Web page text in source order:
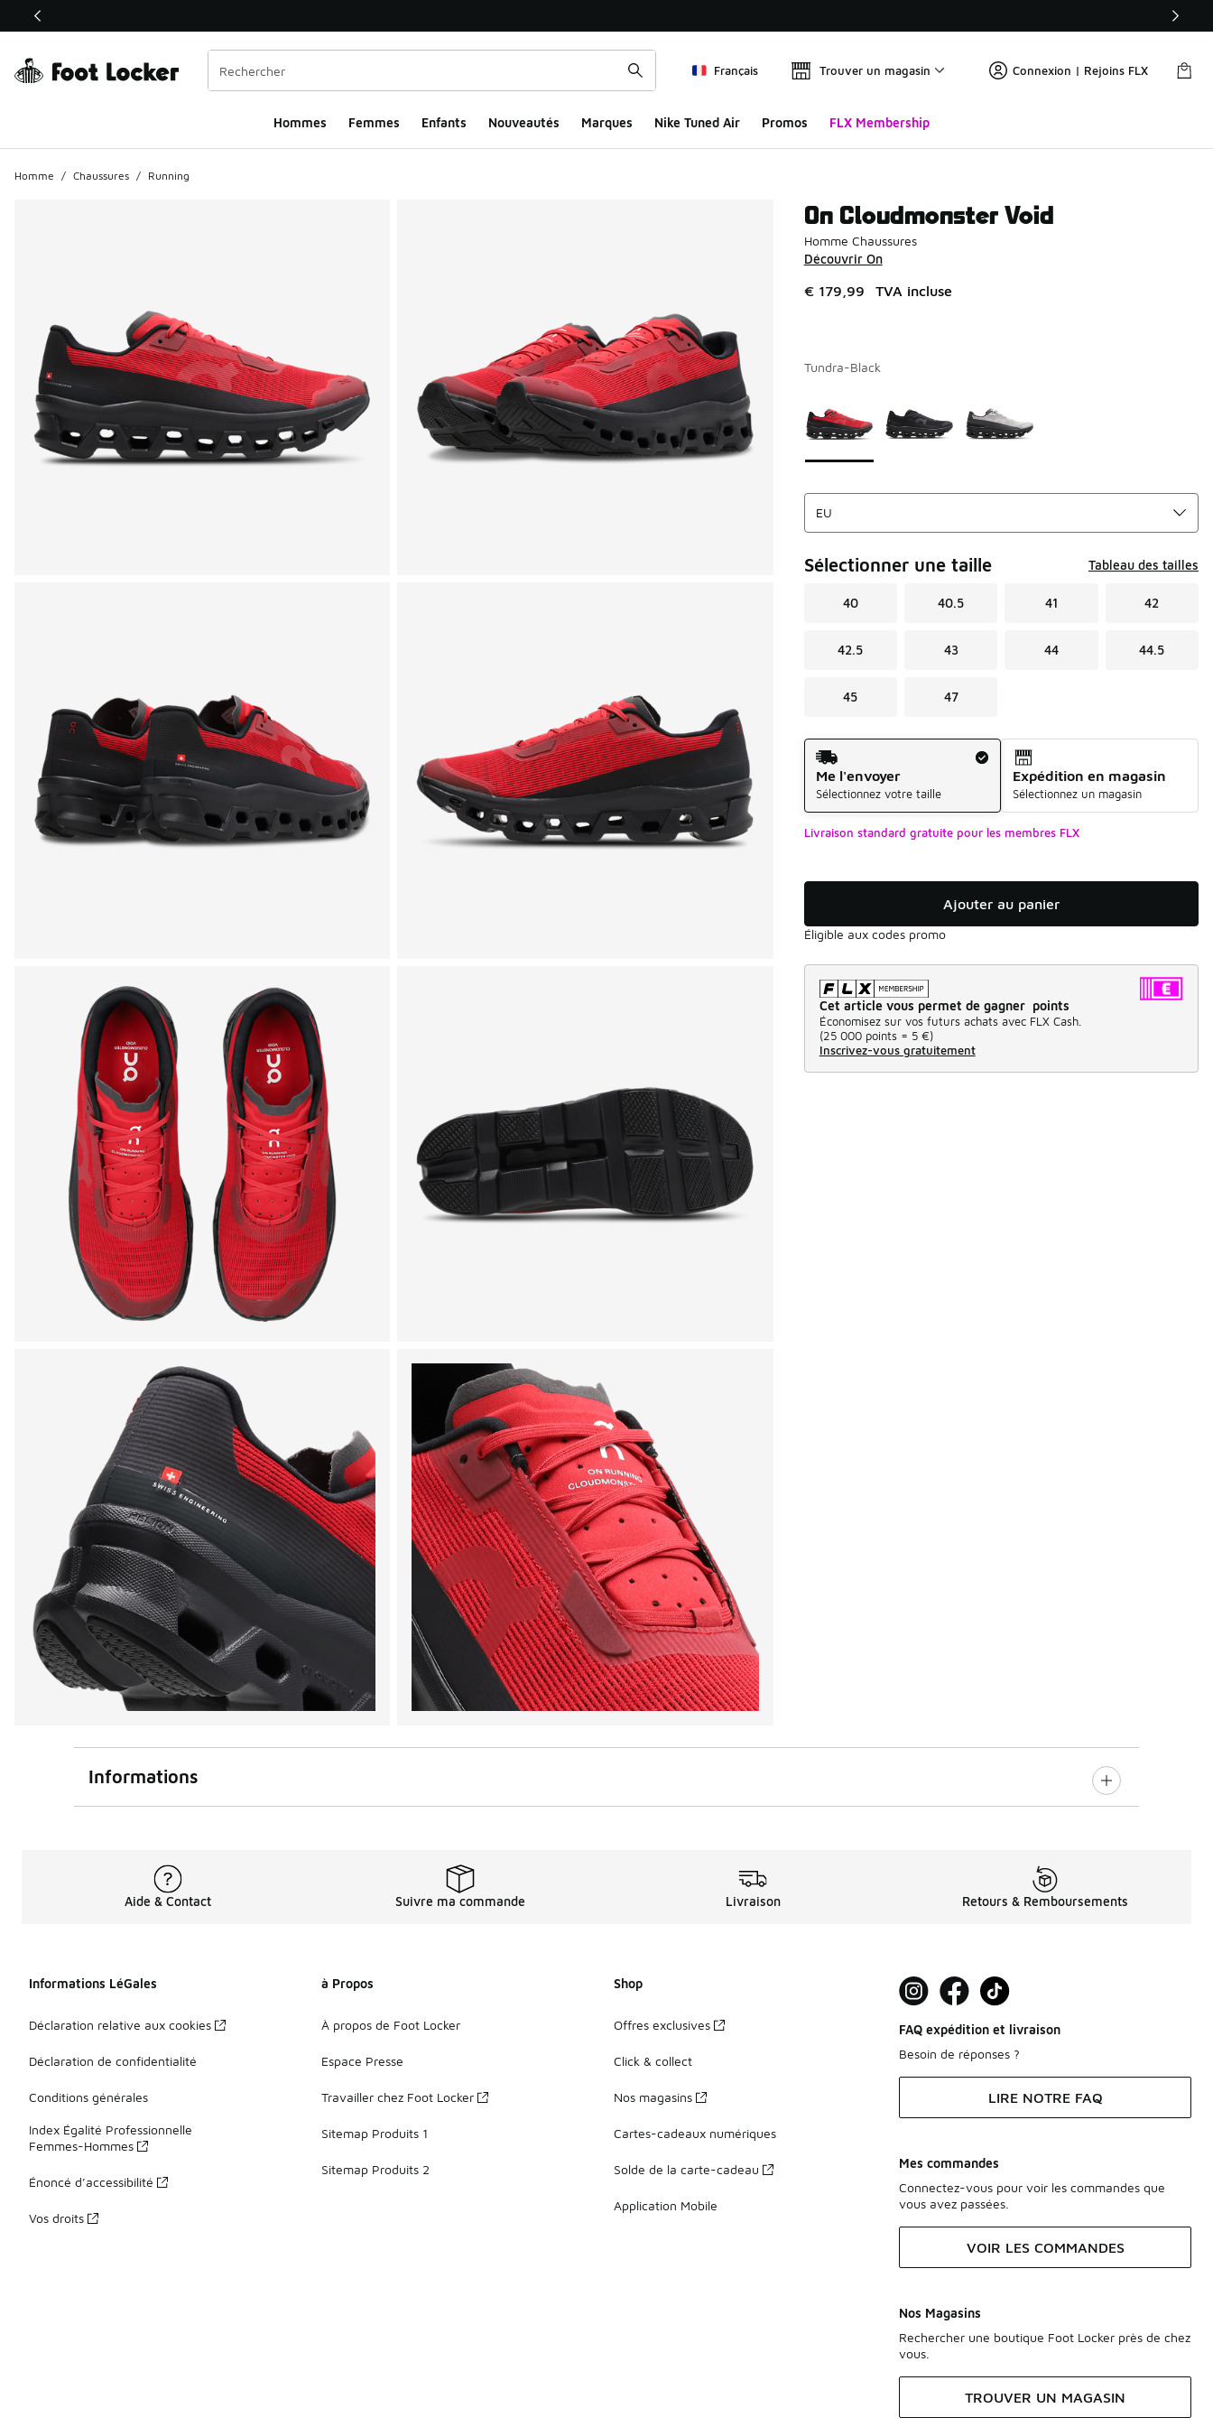
Ce lien ouvrira une nouvelle fenêtre
Français Trouver un magasin Connexion | Rejoins FLX
Hommes​ Femmes Enfants Nouveautés Marques Nike Tuned Air Promos FLX Membership
Homme / Chaussures / Running
On Cloudmonster Void
Homme Chaussures
Découvrir On
€ 179,99 TVA incluse
Tundra-Black
Sélectionner une taille Tableau des tailles
40 40.5 41 42
42.5 43 44 44.5
45 47
Mode d'expédition
Me l'envoyer
Sélectionnez votre taille
Expédition en magasin
Sélectionnez un magasin
Livraison standard gratuite pour les membres FLX
Ajouter au panier
Éligible aux codes promo
Cet article vous permet de gagner points
Économisez sur vos futurs achats avec FLX Cash.
(25 000 points = 5 €)
Inscrivez-vous gratuitement
Informations
Aide & Contact Suivre ma commande Livraison Retours & Remboursements
Informations LéGales
Déclaration relative aux cookies
Déclaration de confidentialité
Conditions générales
Index Égalité Professionnelle
Femmes-Hommes
Énoncé d’accessibilité
Vos droits
à Propos
À propos de Foot Locker
Espace Presse
Travailler chez Foot Locker
Sitemap Produits 1
Sitemap Produits 2
Shop
Offres exclusives
Click & collect
Nos magasins
Cartes-cadeaux numériques
Solde de la carte-cadeau
Application Mobile
FAQ expédition et livraison
Besoin de réponses ?
LIRE NOTRE FAQ
Mes commandes
Connectez-vous pour voir les commandes que
vous avez passées.
VOIR LES COMMANDES
Nos Magasins
Rechercher une boutique Foot Locker près de chez
vous.
TROUVER UN MAGASIN